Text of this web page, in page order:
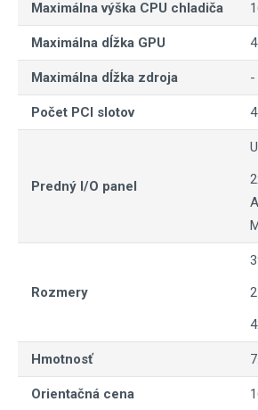
Maximálna výška CPU chladiča
Maximálna dĺžka GPU
Maximálna dĺžka zdroja -
Počet PCI slotov 4
Predný I/O panel
Rozmery
Hmotnosť
Orientačná cena